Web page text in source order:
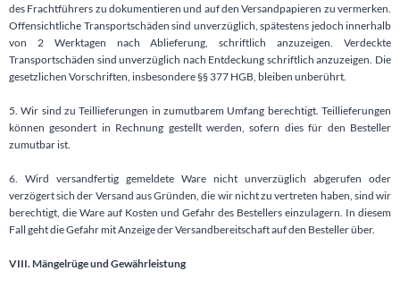
des Frachtführers zu dokumentieren und auf den Versandpapieren zu vermerken.
Offensichtliche Transportschäden sind unverzüglich, spätestens jedoch innerhalb
von 2 Werktagen nach Ablieferung, schriftlich anzuzeigen. Verdeckte
Transportschäden sind unverzüglich nach Entdeckung schriftlich anzuzeigen. Die
gesetzlichen Vorschriften, insbesondere §§ 377 HGB, bleiben unberührt.
5. Wir sind zu Teillieferungen in zumutbarem Umfang berechtigt. Teillieferungen
können gesondert in Rechnung gestellt werden, sofern dies für den Besteller
zumutbar ist.
6. Wird versandfertig gemeldete Ware nicht unverzüglich abgerufen oder
verzögert sich der Versand aus Gründen, die wir nicht zu vertreten haben, sind wir
berechtigt, die Ware auf Kosten und Gefahr des Bestellers einzulagern. In diesem
Fall geht die Gefahr mit Anzeige der Versandbereitschaft auf den Besteller über.
VIII. Mängelrüge und Gewährleistung